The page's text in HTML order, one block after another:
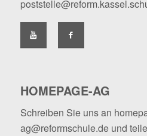
HOMEPAGE-AG
Schreiben Sie uns an
ag@reformschule.deund